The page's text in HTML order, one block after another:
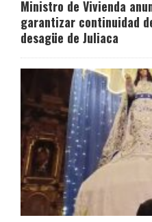
Ministro de Vivienda
garantizar continuidad
desagüe de Juliaca